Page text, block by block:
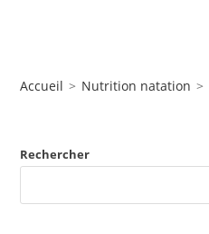
Accueil > Nutrition natation >
Rechercher